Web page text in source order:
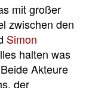
mit großer
zwischen den
Simon
halten was
Akteure
der